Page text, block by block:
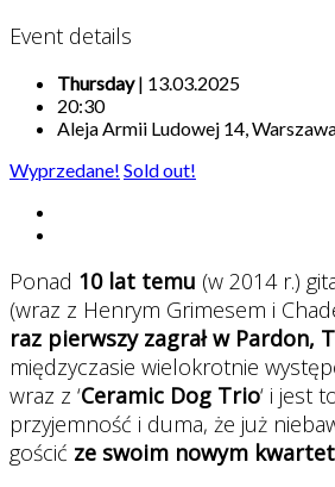
Event details
Thursday| 13.03.2025
20:30
Aleja Armii Ludowej 14,
Wyprzedane! Sold out!
Ponad 10 lat temu (w 2014 r.)
(wraz z Henrym Grimesem i
raz pierwszy zagrał w Pardon,
międzyczasie wielokrotnie
wraz z ‘Ceramic Dog Trio‘ i jest
przyjemność i duma, że już
gościć ze swoim nowym